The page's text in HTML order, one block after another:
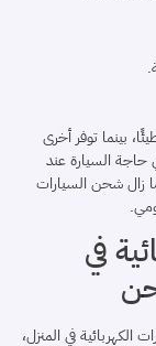
بينما توفر أخرى
حاجة السيارة عند
زال شحن السيارات
في
في المنزل،